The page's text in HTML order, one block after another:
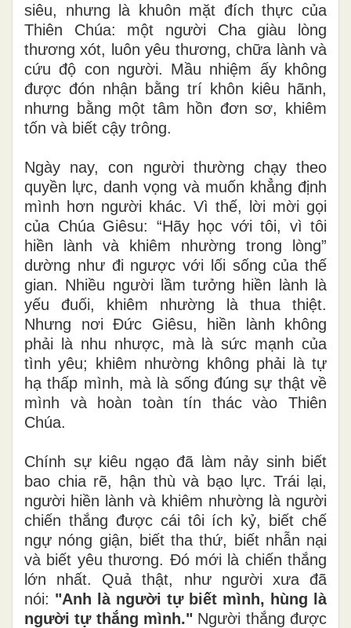
siêu, nhưng là khuôn mặt đích thực của
Thiên Chúa: một người Cha giàu lòng
thương xót, luôn yêu thương, chữa lành và
cứu độ con người. Mầu nhiệm ấy không
được đón nhận bằng trí khôn kiêu hãnh,
nhưng bằng một tâm hồn đơn sơ, khiêm
tốn và biết cậy trông.
Ngày nay, con người thường chạy theo
quyền lực, danh vọng và muốn khẳng định
mình hơn người khác. Vì thế, lời mời gọi
của Chúa Giêsu: “Hãy học với tôi, vì tôi
hiền lành và khiêm nhường trong lòng”
dường như đi ngược với lối sống của thế
gian. Nhiều người lầm tưởng hiền lành là
yếu đuối, khiêm nhường là thua thiệt.
Nhưng nơi Đức Giêsu, hiền lành không
phải là nhu nhược, mà là sức mạnh của
tình yêu; khiêm nhường không phải là tự
hạ thấp mình, mà là sống đúng sự thật về
mình và hoàn toàn tín thác vào Thiên
Chúa.
Chính sự kiêu ngạo đã làm nảy sinh biết
bao chia rẽ, hận thù và bạo lực. Trái lại,
người hiền lành và khiêm nhường là người
chiến thắng được cái tôi ích kỷ, biết chế
ngự nóng giận, biết tha thứ, biết nhẫn nại
và biết yêu thương. Đó mới là chiến thắng
lớn nhất. Quả thật, như người xưa đã
nói: "Anh là người tự biết mình, hùng là
người tự thắng mình." Người thắng được